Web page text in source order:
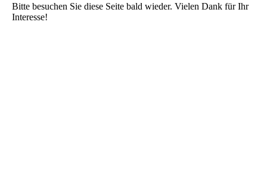
Bitte besuchen Sie diese Seite bald wieder. Vielen Dank für Ihr
Interesse!